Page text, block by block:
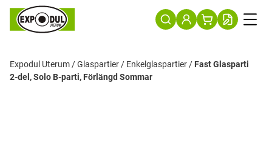
Expodul Uterum/Glaspartier/ Enkelglaspartier/ Fast Glasparti
2-del, Solo B-parti, Förlängd Sommar